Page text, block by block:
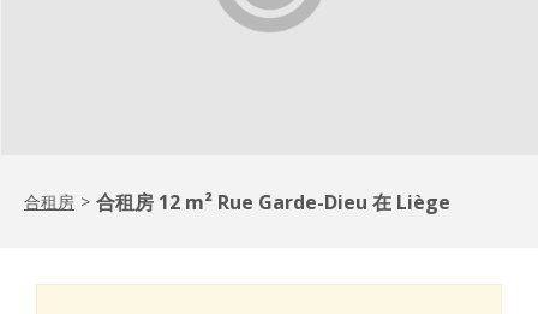
合租房 > 合租房 12 m² Rue Garde-Dieu 在 Liège